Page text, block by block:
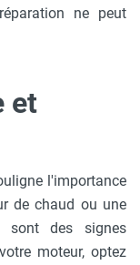
ne peut
et
l'importance
de chaud ou une
sont des signes
moteur, optez